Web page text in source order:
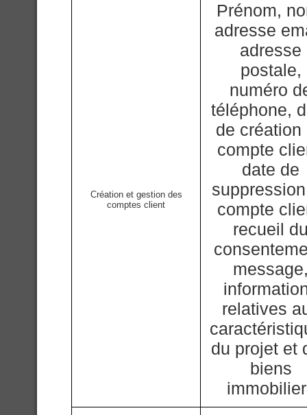
Création et gestion des
comptes client
Prénom,
adresse
adresse
postale,
numéro
téléphone,
de création
compte
date de
compte
recueil
relatives
du projet et
biens